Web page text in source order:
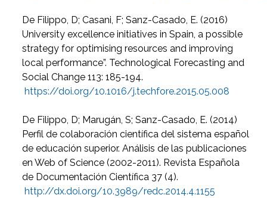
De Filippo, D; Casani, F; Sanz-Casado, E. (2016)
University excellence initiatives in Spain, a possible
strategy for optimising resources and improving
local performance”. Technological Forecasting and
Social Change 113: 185-194.
https://doi.org/10.1016/j.techfore.2015.05.008
De Filippo, D; Marugán, S; Sanz-Casado, E. (2014)
Perfil de colaboración científica del sistema español
de educación superior. Análisis de las publicaciones
en Web of Science (2002-2011). Revista Española
de Documentación Científica 37 (4).
http://dx.doi.org/10.3989/redc.2014.4.1155